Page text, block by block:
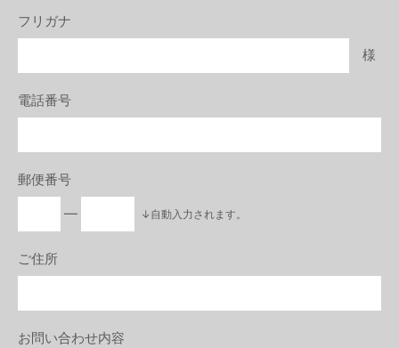
フリガナ
様
電話番号
郵便番号
―
↓自動入力されます。
ご住所
お問い合わせ内容